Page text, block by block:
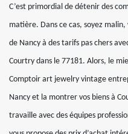
C’est primordial de détenir des
matière. Dans ce cas, soyez
de Nancy à des tarifs pas chers
Courtry dans le 77181. Alors, le
Comptoir art jewelry vintage
Nancy et la montrer vos biens à
travaille avec des équipes